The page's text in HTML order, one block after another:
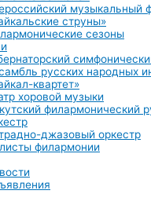
музыкальный
струны»
сезоны
русских народных
квартет»
хоровой музыки
филармонический
джазовый оркестр
филармонии